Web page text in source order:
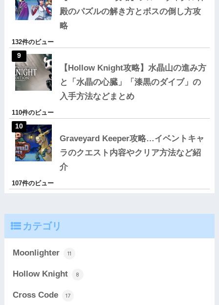
殿のパズルの解き方とボスの倒し方攻
略
132件のビュー
【Hollow Knight攻略】水晶山の進み方
と「水晶の心臓」「漆黒のダイブ」の
入手方法などまとめ
110件のビュー
Graveyard Keeper攻略…イベントキャ
ラのクエスト内容やクリア方法など紹
介
107件のビュー
カテゴリ
Moonlighter 11
Hollow Knight 8
Cross Code 17